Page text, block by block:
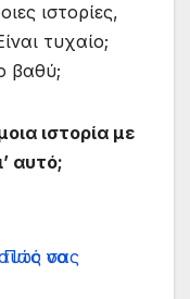
ιστορίες,
τυχαίο;
βαθύ;
ιστορία με
αυτό;